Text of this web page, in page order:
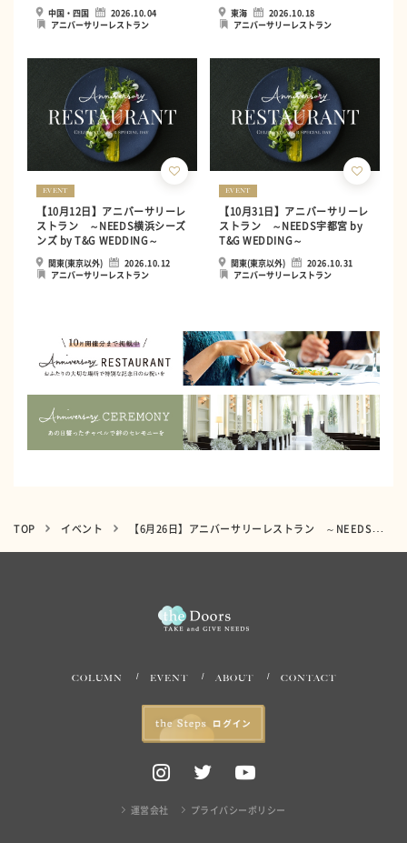
中国・四国
2026.10.04
アニバーサリーレストラン
東海
2026.10.18
アニバーサリーレストラン
EVENT
【10月12日】アニバーサリーレ
ストラン ～NEEDS横浜シーズ
ンズ by T&G WEDDING～
関東(東京以外)
2026.10.12
アニバーサリーレストラン
EVENT
【10月31日】アニバーサリーレ
ストラン ～NEEDS宇都宮 by
T&G WEDDING～
関東(東京以外)
2026.10.31
アニバーサリーレストラン
TOP イベント 【6月26日】アニバーサリーレストラン ～NEEDS札幌(旧 ヒルサイドクラブ迎賓館 札幌)～
COLUMN EVENT ABOUT CONTACT
運営会社 プライバシーポリシー